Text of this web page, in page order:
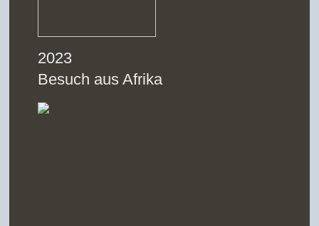
2023
Besuch aus Afrika